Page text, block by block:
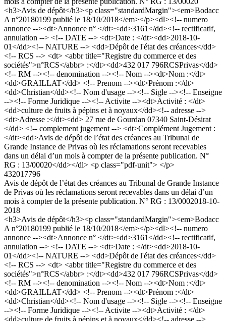
<h3>Avis de dépôt</h3><p class="standardMargin"><em>Bodacc
A n°20180199 publié le 18/10/2018</em></p><dl><!-- numero
annonce --><dt>Annonce n° </dt><dd>3161</dd><!-- rectificatif,
annulation --> <!-- DATE --> <dt>Date : </dt><dd>2018-10-
01</dd><!-- NATURE --> <dd>Dépôt de l'état des créances</dd>
<!-- RCS --> <dt> <abbr title="Registre du commerce et des
sociétés">n°RCS</abbr> :</dt><dd>432 017 796RCSPrivas</dd>
<!-- RM --><!-- denomination --><!-- Nom --><dt>Nom :</dt>
<dd>GRAILLAT</dd> <!-- Prenom --><dt>Prénom :</dt>
<dd>Christian</dd><!-- Nom d'usage --><!-- Sigle --><!-- Enseigne
--><!-- Forme Juridique --><!-- Activite --><dt>Activité : </dt>
<dd>culture de fruits à pépins et à noyaux</dd><!-- adresse -->
<dt>Adresse :</dt><dd> 27 rue de Gourdan 07340 Saint-Désirat
</dd> <!-- complement jugement --> <dt>Complément Jugement :
</dt><dd>Avis de dépôt de l’état des créances au Tribunal de
Grande Instance de Privas où les réclamations seront recevables
dans un délai d’un mois à compter de la présente publication. N°
RG : 13/00020</dd></dl> <p class="pdf-unit"> </p>
432017796
Avis de dépôt de l’état des créances au Tribunal de Grande Instance
de Privas où les réclamations seront recevables dans un délai d’un
mois à compter de la présente publication. N° RG : 13/0002018-10-
2018
<h3>Avis de dépôt</h3><p class="standardMargin"><em>Bodacc
A n°20180199 publié le 18/10/2018</em></p><dl><!-- numero
annonce --><dt>Annonce n° </dt><dd>3161</dd><!-- rectificatif,
annulation --> <!-- DATE --> <dt>Date : </dt><dd>2018-10-
01</dd><!-- NATURE --> <dd>Dépôt de l'état des créances</dd>
<!-- RCS --> <dt> <abbr title="Registre du commerce et des
sociétés">n°RCS</abbr> :</dt><dd>432 017 796RCSPrivas</dd>
<!-- RM --><!-- denomination --><!-- Nom --><dt>Nom :</dt>
<dd>GRAILLAT</dd> <!-- Prenom --><dt>Prénom :</dt>
<dd>Christian</dd><!-- Nom d'usage --><!-- Sigle --><!-- Enseigne
--><!-- Forme Juridique --><!-- Activite --><dt>Activité : </dt>
<dd>culture de fruits à pépins et à noyaux</dd><!-- adresse -->